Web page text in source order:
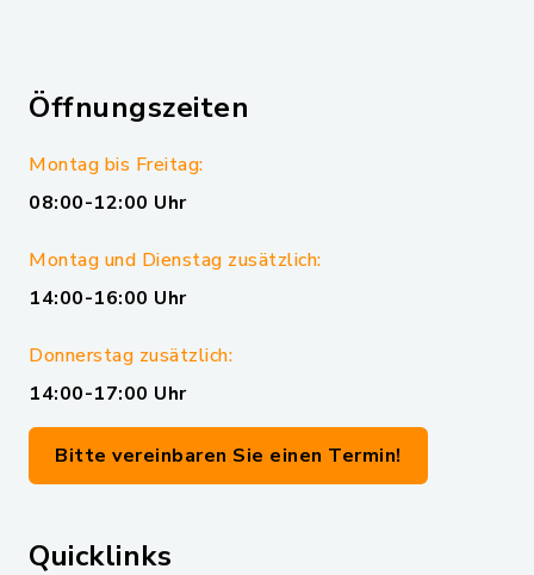
Öffnungszeiten
Montag bis Freitag:
08:00-12:00 Uhr
Montag und Dienstag zusätzlich:
14:00-16:00 Uhr
Donnerstag zusätzlich:
14:00-17:00 Uhr
Bitte vereinbaren Sie einen Termin!
Quicklinks